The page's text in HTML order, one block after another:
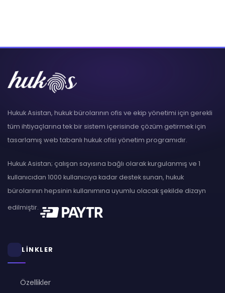
Hukuk Asistan, hukuk bürolarının ofis ve ekip yönetimi için gerekli
tüm ihtiyaçlarına tek bir sistem içerisinde çözüm getirmek için
tasarlamış web tabanlı hukuk ofisi yönetim programıdır.
Hukuk Asistan; çalışan sayısına bağlı olarak kurgulanmış ve 1
kullanıcıdan 1000 kullanıcıya kadar destek sunan, hukuk
bürolarının hepsinin kullanımına uyumlu olacak şekilde dizayn
edilmiştir.
LİNKLER
Özellikler